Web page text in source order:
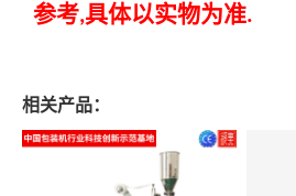
参考,具体以实物为准.
相关产品：